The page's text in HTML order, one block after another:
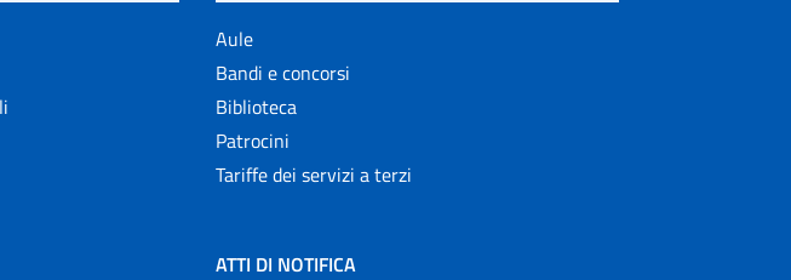
Aule
Bandi e concorsi
Biblioteca
Patrocini
Tariffe dei servizi a terzi
ATTI DI NOTIFICA